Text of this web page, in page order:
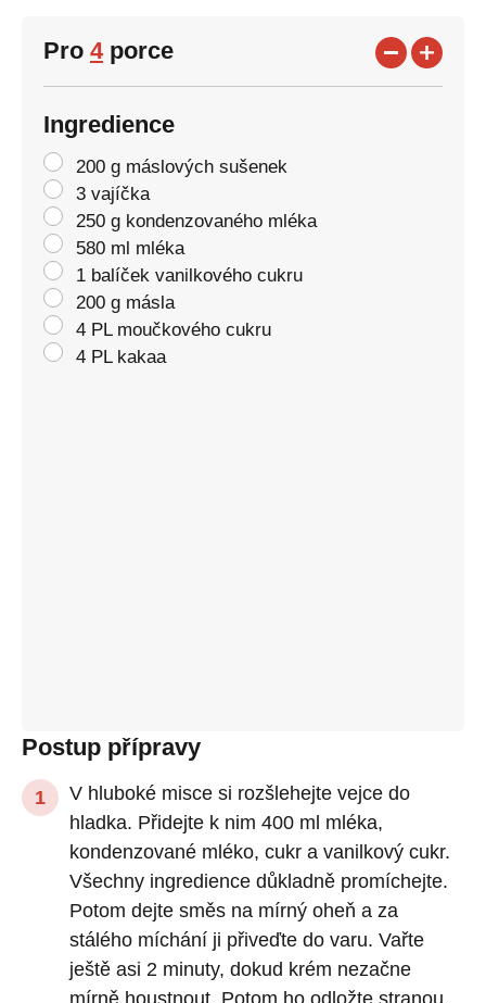
Pro 4porce
Ingredience
200 g máslových sušenek
3 vajíčka
250 g kondenzovaného mléka
580 ml mléka
1 balíček vanilkového cukru
200 g másla
4 PL moučkového cukru
4 PL kakaa
Postup přípravy
V hluboké misce si rozšlehejte vejce do
hladka. Přidejte k nim 400 ml mléka,
kondenzované mléko, cukr a vanilkový cukr.
Všechny ingredience důkladně promíchejte.
Potom dejte směs na mírný oheň a za
stálého míchání ji přiveďte do varu. Vařte
ještě asi 2 minuty, dokud krém nezačne
mírně houstnout. Potom ho odložte stranou.